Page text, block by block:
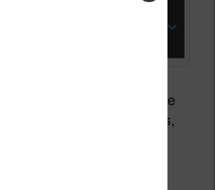
mise à jour du système
qui équipe les iPhones,
écouter des